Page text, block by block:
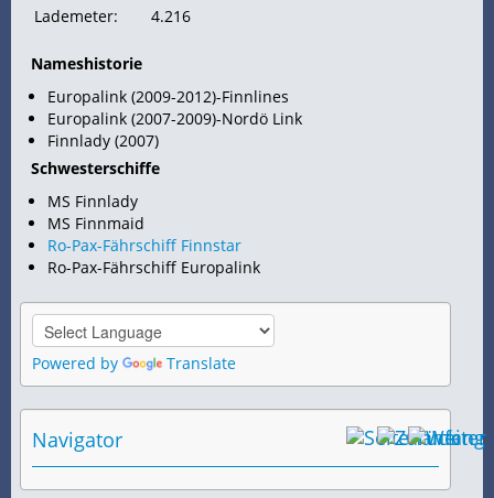
Lademeter:
4.216
Nameshistorie
Europalink (2009-2012)-Finnlines
Europalink (2007-2009)-Nordö Link
Finnlady (2007)
Schwesterschiffe
MS Finnlady
MS Finnmaid
Ro-Pax-Fährschiff Finnstar
Ro-Pax-Fährschiff Europalink
Powered by Translate
Navigator